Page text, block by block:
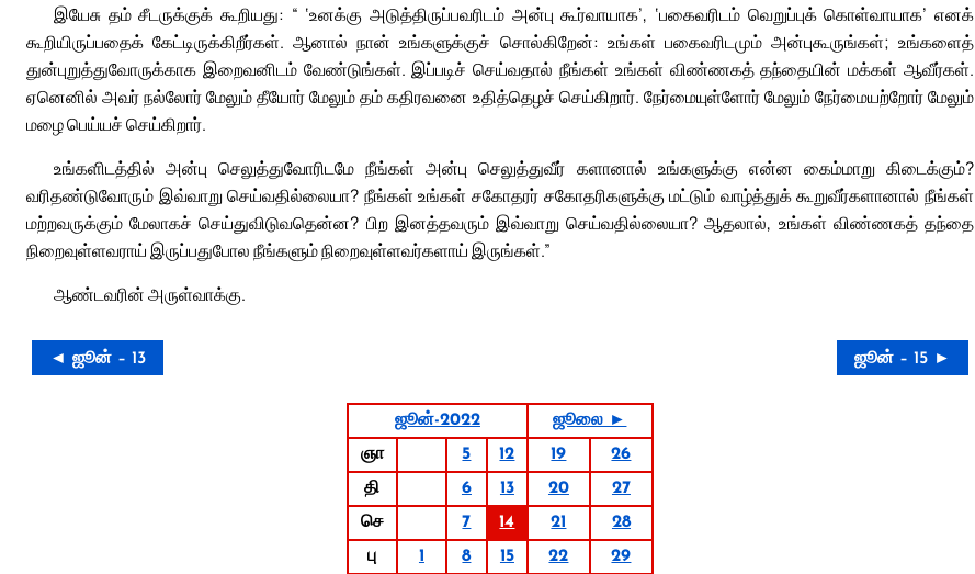
இயேசு தம் சீடருக்குக் கூறியது: “ ‘உனக்கு அடுத்திருப்பவரிடம் அன்பு கூர்வாயாக’, ‘பகைவரிடம் வெறுப்புக் கொள்வாயாக’ எனக்
கூறியிருப்பதைக் கேட்டிருக்கிறீர்கள். ஆனால் நான் உங்களுக்குச் சொல்கிறேன்: உங்கள் பகைவரிடமும் அன்புகூருங்கள்; உங்களைத்
துன்புறுத்துவோருக்காக இறைவனிடம் வேண்டுங்கள். இப்படிச் செய்வதால் நீங்கள் உங்கள் விண்ணகத் தந்தையின் மக்கள் ஆவீர்கள்.
ஏனெனில் அவர் நல்லோர் மேலும் தீயோர் மேலும் தம் கதிரவனை உதித்தெழச் செய்கிறார். நேர்மையுள்ளோர் மேலும் நேர்மையற்றோர் மேலும்
மழை பெய்யச் செய்கிறார்.
உங்களிடத்தில் அன்பு செலுத்துவோரிடமே நீங்கள் அன்பு செலுத்துவீர் களானால் உங்களுக்கு என்ன கைம்மாறு கிடைக்கும்?
வரிதண்டுவோரும் இவ்வாறு செய்வதில்லையா? நீங்கள் உங்கள் சகோதரர் சகோதரிகளுக்கு மட்டும் வாழ்த்துக் கூறுவீர்களானால் நீங்கள்
மற்றவருக்கும் மேலாகச் செய்துவிடுவதென்ன? பிற இனத்தவரும் இவ்வாறு செய்வதில்லையா? ஆதலால், உங்கள் விண்ணகத் தந்தை
நிறைவுள்ளவராய் இருப்பதுபோல நீங்களும் நிறைவுள்ளவர்களாய் இருங்கள்.”
ஆண்டவரின் அருள்வாக்கு.
◄ ஜூன் – 13 ஜூன் – 15 ►
ஜூன்-2022
ஜூலை ►
ஞா
5 12 19
26
தி
6 13 20
27
செ
7 14 21
28
பு
1 8 15 22
29